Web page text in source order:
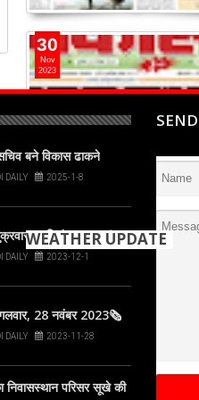
30
Nov
2023
WEATHER UPDATE
°
C
+27°
Thane
बने विकास ढाकने
DAILY 2025-1-8
1 दिसंबर 2023🗞
DAILY 2023-12-1
28 नवंबर 2023🗞
DAILY 2023-11-28
निवासस्थान परिसर सूखे की